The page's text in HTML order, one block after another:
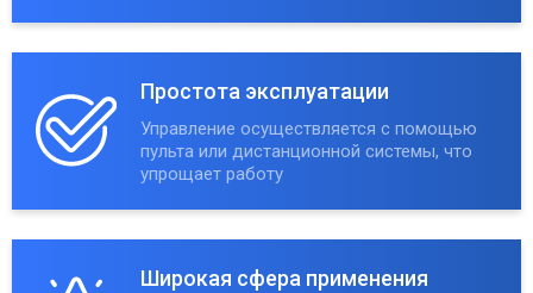
Простота эксплуатации
Управление осуществляется с помощью
пульта или дистанционной системы, что
упрощает работу
Широкая сфера применения